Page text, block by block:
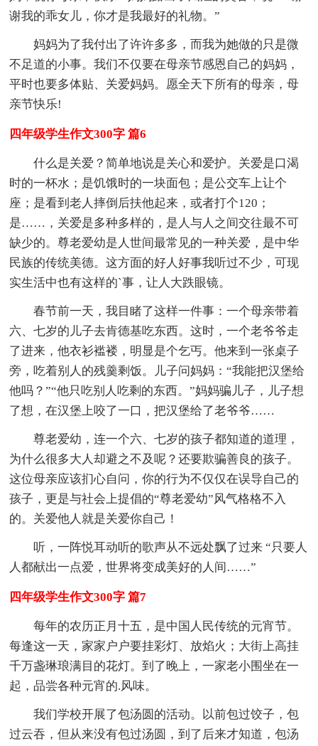
谢我的乖女儿，你才是我最好的礼物。”
妈妈为了我付出了许许多多，而我为她做的只是微
不足道的小事。我们不仅要在母亲节感恩自己的妈妈，
平时也要多体贴、关爱妈妈。愿全天下所有的母亲，母
亲节快乐!
四年级学生作文300字 篇6
什么是关爱？简单地说是关心和爱护。关爱是口渴
时的一杯水；是饥饿时的一块面包；是公交车上让个
座；是看到老人摔倒后扶他起来，或者打个120；
是……，关爱是多种多样的，是人与人之间交往最不可
缺少的。尊老爱幼是人世间最常见的一种关爱，是中华
民族的传统美德。这方面的好人好事我听过不少，可现
实生活中也有这样的`事，让人大跌眼镜。
春节前一天，我目睹了这样一件事：一个母亲带着
六、七岁的儿子去肯德基吃东西。这时，一个老爷爷走
了进来，他衣衫褴褛，明显是个乞丐。他来到一张桌子
旁，吃着别人的残羹剩饭。儿子问妈妈：“我能把汉堡给
他吗？”“他只吃别人吃剩的东西。”妈妈骗儿子，儿子想
了想，在汉堡上咬了一口，把汉堡给了老爷爷……
尊老爱幼，连一个六、七岁的孩子都知道的道理，
为什么很多大人却避之不及呢？还要欺骗善良的孩子。
这位母亲应该扪心自问，你的行为不仅仅在误导自己的
孩子，更是与社会上提倡的“尊老爱幼”风气格格不入
的。关爱他人就是关爱你自己！
听，一阵悦耳动听的歌声从不远处飘了过来 “只要人
人都献出一点爱，世界将变成美好的人间……”
四年级学生作文300字 篇7
每年的农历正月十五，是中国人民传统的元宵节。
每逢这一天，家家户户要挂彩灯、放焰火；大街上高挂
千万盏琳琅满目的花灯。到了晚上，一家老小围坐在一
起，品尝各种元宵的.风味。
我们学校开展了包汤圆的活动。以前包过饺子，包
过云吞，但从来没有包过汤圆，到了后来才知道，包汤